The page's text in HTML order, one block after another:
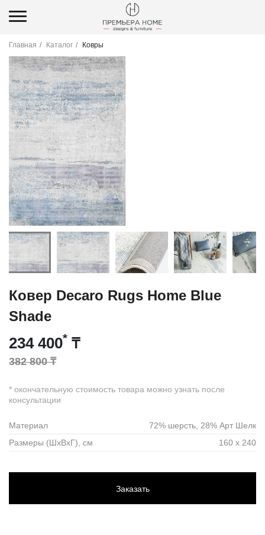
Главная Каталог Ковры
Ковер Decaro Rugs Home Blue
Shade
234 400* ₸
382 800 ₸
* окончательную стоимость товара можно узнать после
консультации
Материал
72% шерсть, 28% Арт Шелк
Размеры (ШхВхГ), см
160 х 240
Заказать